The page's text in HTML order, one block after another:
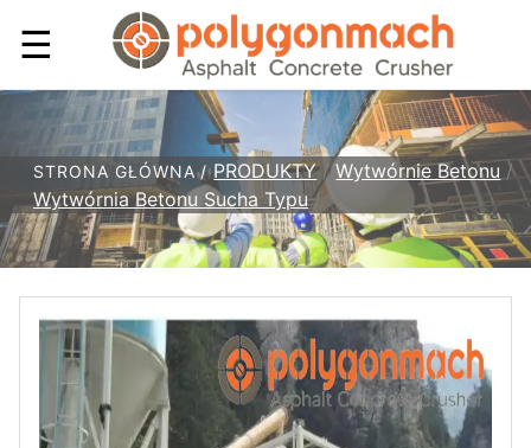
☰
STRONA GŁÓWNA /PRODUKTY/Wytwórnie Betonu /
Wytwórnia Betonu Sucha Typu/